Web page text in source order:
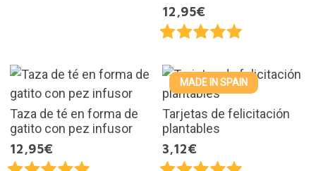
12,95€
Taza de té en forma de
gatito con pez infusor
12,95€
MADE IN SPAIN
Tarjetas de felicitación
plantables
3,12€